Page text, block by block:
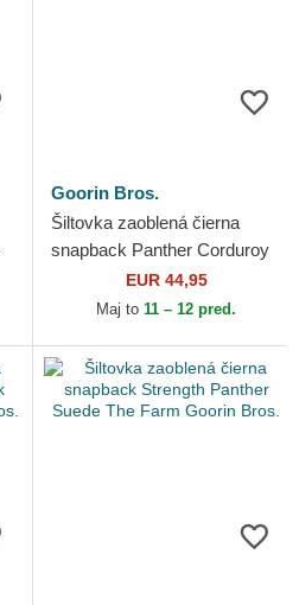
Goorin Bros.
Šiltovka zaoblená čierna
snapback Panther Corduroy
Camo The Farm Goorin
EUR 44,95
Maj to 11 – 12 pred.